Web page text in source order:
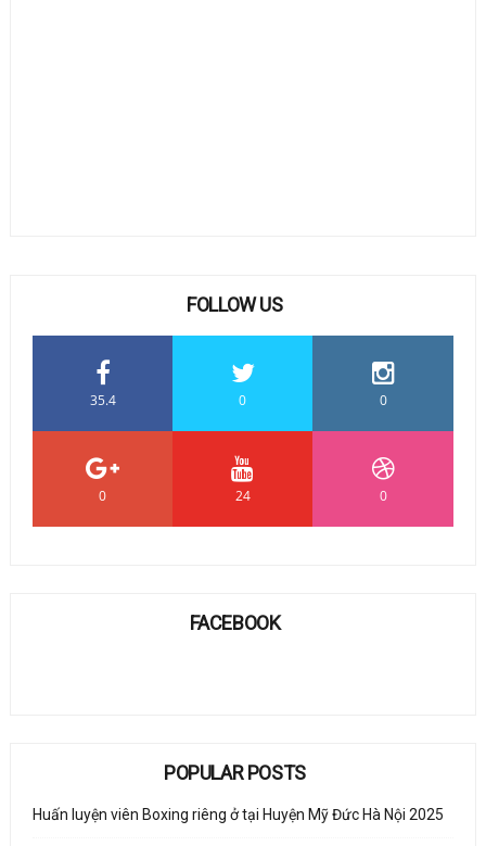
FOLLOW US
35.4 0 0
0 24 0
FACEBOOK
POPULAR POSTS
Huấn luyện viên Boxing riêng ở tại Huyện Mỹ Đức Hà Nội 2025